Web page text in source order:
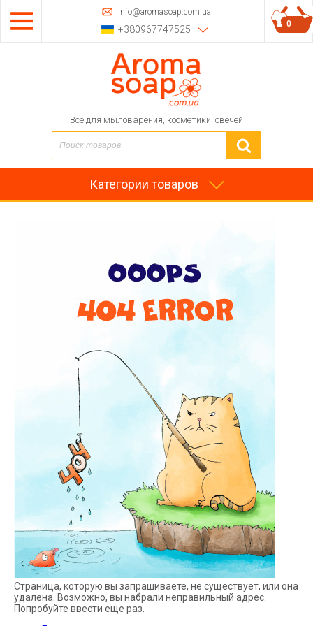
info@aromasoap.com.ua
+380967747525
Все для мыловарения, косметики, свечей
0
Категории товаров
Страница, которую вы запрашиваете, не существует, или она
удалена. Возможно, вы набрали неправильный адрес.
Попробуйте ввести еще раз.